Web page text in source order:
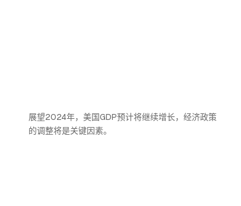
展望2024年，美国GDP预计将继续增长，经济政策
的调整将是关键因素。